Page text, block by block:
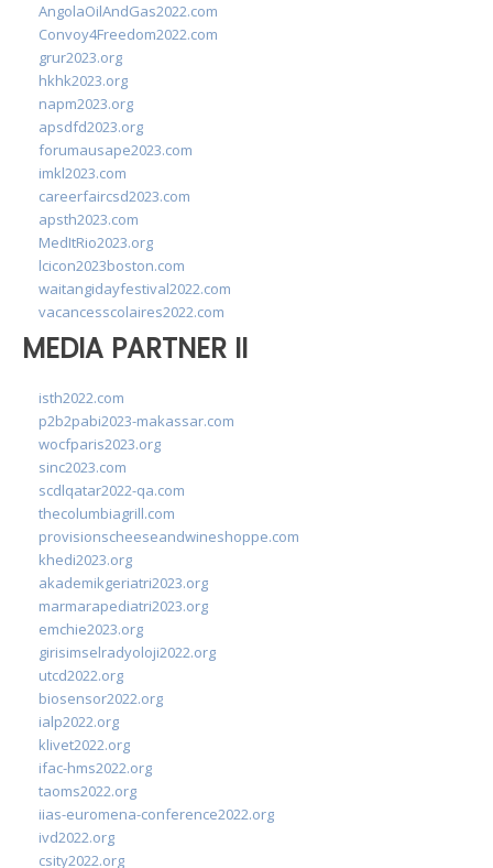
AngolaOilAndGas2022.com
Convoy4Freedom2022.com
grur2023.org
hkhk2023.org
napm2023.org
apsdfd2023.org
forumausape2023.com
imkl2023.com
careerfaircsd2023.com
apsth2023.com
MedItRio2023.org
lcicon2023boston.com
waitangidayfestival2022.com
vacancesscolaires2022.com
MEDIA PARTNER II
isth2022.com
p2b2pabi2023-makassar.com
wocfparis2023.org
sinc2023.com
scdlqatar2022-qa.com
thecolumbiagrill.com
provisionscheeseandwineshoppe.com
khedi2023.org
akademikgeriatri2023.org
marmarapediatri2023.org
emchie2023.org
girisimselradyoloji2022.org
utcd2022.org
biosensor2022.org
ialp2022.org
klivet2022.org
ifac-hms2022.org
taoms2022.org
iias-euromena-conference2022.org
ivd2022.org
csity2022.org